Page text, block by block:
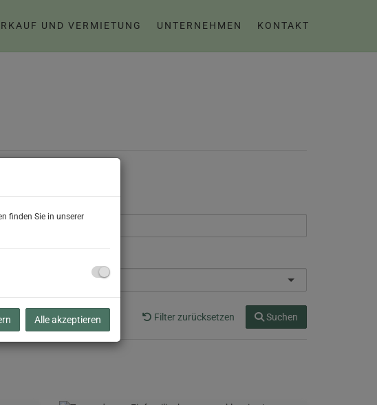
UND VERMIETUNG UNTERNEHMEN KONTAKT
Filter zurücksetzen Suchen
finden Sie in unserer
Alle akzeptieren